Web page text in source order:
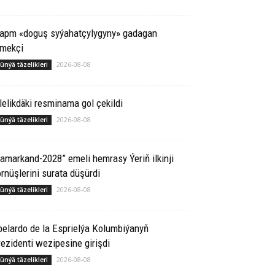
«doguş syýahatçylygyny» gadagan
täzelikleri 2026-08-08
resminama gol çekildi
täzelikleri 2026-08-08
2028” emeli hemrasy Ýeriň ilkinji
surata düşürdi
täzelikleri 2026-08-08
de la Esprielýa Kolumbiýanyň
wezipesine girişdi
täzelikleri 2026-08-08